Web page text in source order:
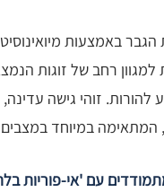
הגבר באמצעות
למגוון רחב של זוגות
להורות. זוהי גישה
במיוחד
עם 'אי-פוריות